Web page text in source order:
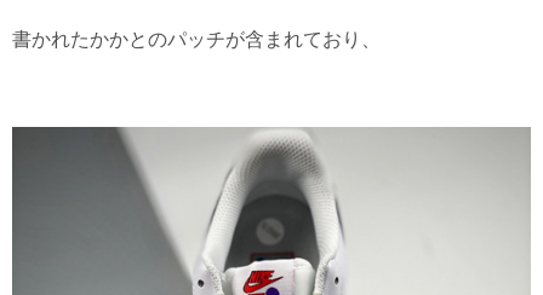
書かれたかかとのパッチが含まれており、